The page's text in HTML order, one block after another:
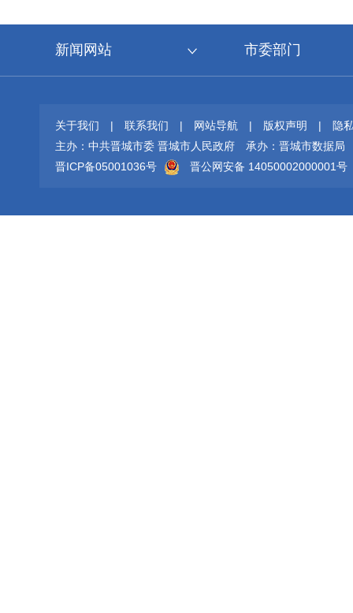
新闻网站 市委部门
关于我们 | 联系我们 | 网站导航 | 版权声明 |
隐
主办：中共晋城市委 晋城市人民政府
承办：晋城市数据局
晋ICP备05001036号
晋公网安备 14050002000001号